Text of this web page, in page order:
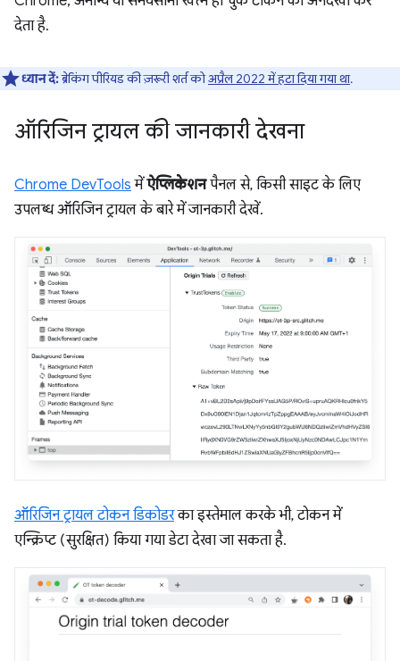
देता है.
ध्यान दें:ब्रेकिंग पीरियड की ज़रूरी शर्त कोअप्रैल 2022 में हटा दिया गया था.
ऑरिजिन ट्रायल की जानकारी देखना
Chrome DevTools मेंऐप्लिकेशनपैनल से, किसी साइट के लिए
उपलब्ध ऑरिजिन ट्रायल के बारे में जानकारी देखें.
ऑरिजिन ट्रायल टोकन डिकोडरका इस्तेमाल करके भी, टोकन में
एन्क्रिप्ट (सुरक्षित) किया गया डेटा देखा जा सकता है.